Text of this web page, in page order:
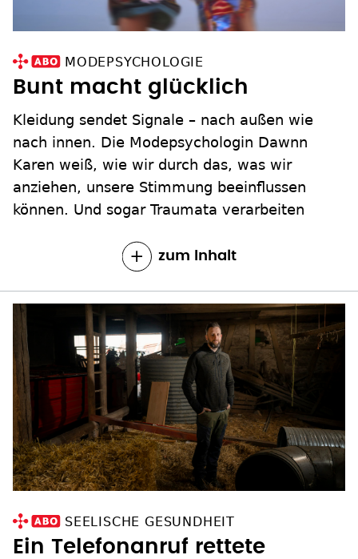
MODEPSYCHOLOGIE
Bunt macht glücklich
Kleidung sendet Signale – nach außen wie
nach innen. Die Modepsychologin Dawnn
Karen weiß, wie wir durch das, was wir
anziehen, unsere Stimmung beeinflussen
können. Und sogar Traumata verarbeiten
zum Inhalt
SEELISCHE GESUNDHEIT
Ein Telefonanruf rettete